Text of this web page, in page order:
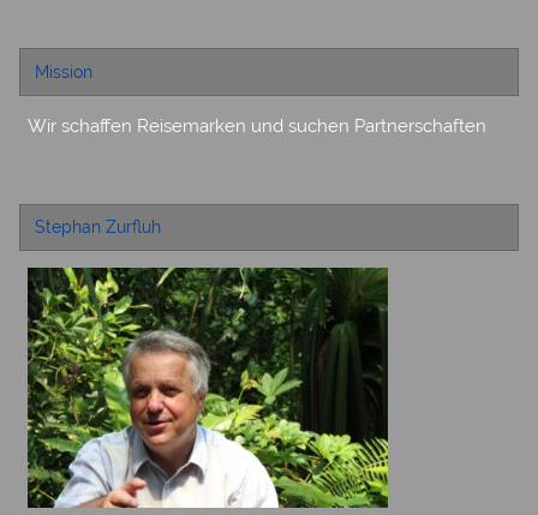
Mission
Wir schaffen Reisemarken und suchen Partnerschaften
Stephan Zurfluh